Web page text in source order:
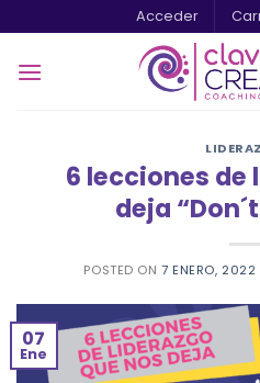
al
contenido
Acceder
6 lecciones de
deja
POSTED ON7 ENERO, 2022
07
Ene